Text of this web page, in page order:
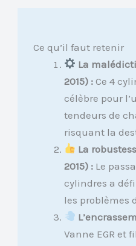
Ce qu’il faut retenir
La
2015) :Ce 4
célèbre pour
tendeurs de
risquant la
La
2015) :Le
cylindres a
les problèmes
Vanne EGR et